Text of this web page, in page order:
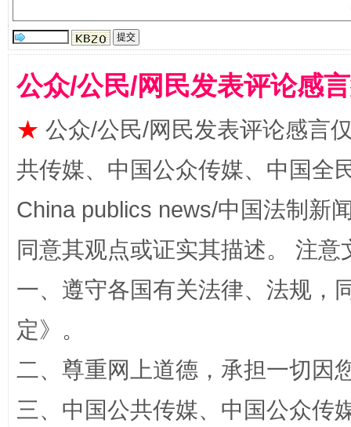
受贿1.44亿！段成刚被判无期
全民健身五年计划来了！等你上场
公众/公民/网民发表评论感
★ 公众/公民/网民发表评论感言
共传媒、中国公众传媒、中国全
China publics news/中国法制新
同意其观点或证实其描述。 注
一、遵守各国有关法律、法规，
定》。
二、尊重网上道德，承担一切因
三、中国公共传媒、中国公众传